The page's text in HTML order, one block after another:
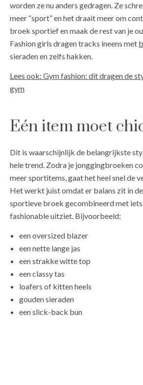
worden ze nu anders gedragen. Ze
meer “sport” en het draait meer om
broek sportief en maak de rest van je
Fashion girls dragen tracks ineens met
sieraden en zelfs hakken.
Lees ook: Gym fashion: dit dragen de
gym
Eén item moet
Dit is waarschijnlijk de belangrijkste
hele trend. Zodra je jonggingbroeken
meer sportitems, gaat het heel snel de
Het werkt juist omdat er balans zit in
sportieve broek gecombineerd met
fashionable uitziet. Bijvoorbeeld:
een oversized blazer
een nette lange jas
een strakke witte top
een classy tas
loafers of kitten heels
gouden sieraden
een slick-back bun